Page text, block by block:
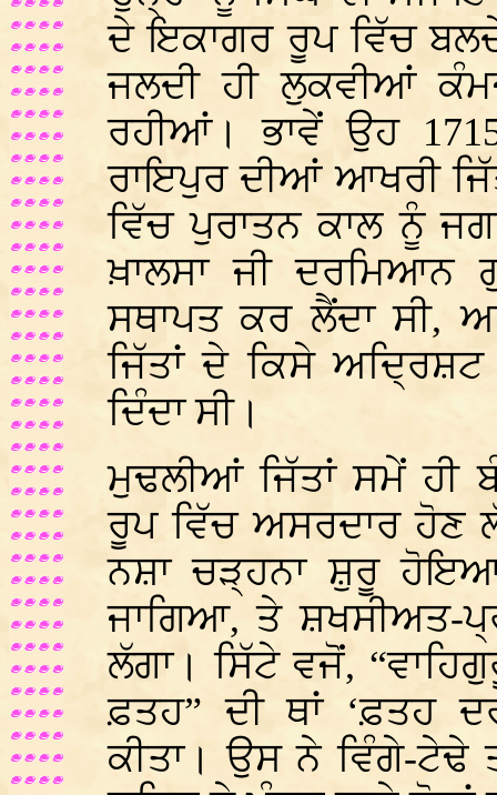
ਦੇ ਇਕਾਗਰ ਰੂਪ ਵਿੱਚ
ਜਲਦੀ ਹੀ ਲੁਕਵੀਆਂ
ਰਹੀਆਂ। ਭਾਵੇਂ ਉਹ
ਰਾਇਪੁਰ ਦੀਆਂ ਆਖਰੀ
ਵਿੱਚ ਪੁਰਾਤਨ ਕਾਲ ਨੂੰ
ਖ਼ਾਲਸਾ ਜੀ ਦਰਮਿਆਨ
ਸਥਾਪਤ ਕਰ ਲੈਂਦਾ ਸੀ,
ਜਿੱਤਾਂ ਦੇ ਕਿਸੇ
ਦਿੰਦਾ ਸੀ।
ਮੁਢਲੀਆਂ ਜਿੱਤਾਂ ਸਮੇਂ ਹੀ
ਰੂਪ ਵਿੱਚ ਅਸਰਦਾਰ
ਨਸ਼ਾ ਚੜ੍ਹਨਾ ਸ਼ੁਰੂ
ਜਾਗਿਆ, ਤੇ ਸ਼ਖਸੀਅਤ-
ਲੱਗਾ। ਸਿੱਟੇ ਵਜੋਂ,
ਫ਼ਤਹ” ਦੀ ਥਾਂ ‘ਫ਼ਤਹ
ਕੀਤਾ। ਉਸ ਨੇ ਵਿੰਗੇ-